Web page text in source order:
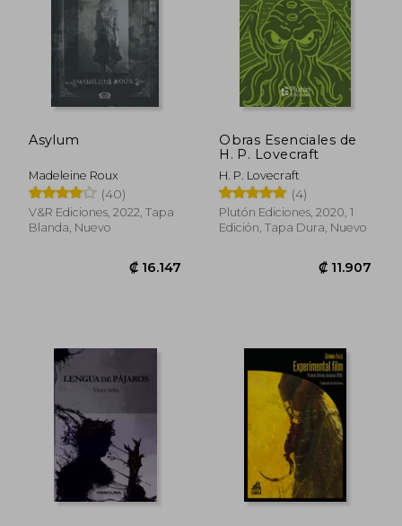
Asylum
Madeleine Roux
(40)
V&R Ediciones, 2022, Tapa
Blanda, Nuevo
Obras Esenciales de
H. P. Lovecraft
H. P. Lovecraft
(4)
Plutón Ediciones, 2020, 1
Edición, Tapa Dura, Nuevo